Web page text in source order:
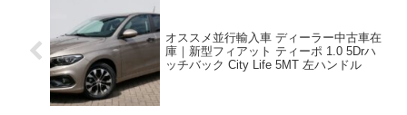
オススメ並行輸入車 ディーラー中古車在
庫｜新型フィアット ティーポ 1.0 5Drハ
ッチバック City Life 5MT 左ハンドル